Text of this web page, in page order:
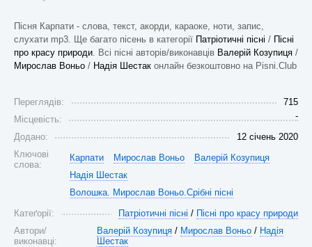
Пісня Карпати - слова, текст, акорди, караоке, ноти, запис,
слухати mp3. Ще багато пісень в категорії Патріотичні пісні / Пісні
про красу природи. Всі пісні авторів/виконавців Валерій Козупиця /
Мирослав Воньо / Надія Шестак онлайн безкоштовно на Pisni.Club
Переглядів:
715
Місцевість:
-
Додано:
12 січень 2020
Ключові
слова:
Карпати Мирослав Воньо
Валерій Козупиця
Надія Шестак
Волошка. Мирослав Воньо.Срібні пісні
Катеґорії:
Патріотичні пісні / Пісні про красу природи
Автори/
виконавці:
Валерій Козупиця / Мирослав Воньо / Надія
Шестак